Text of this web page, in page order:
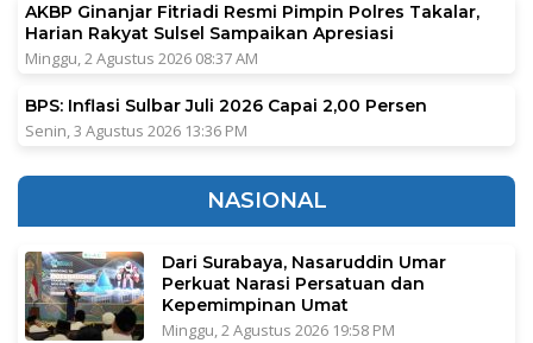
AKBP Ginanjar Fitriadi Resmi Pimpin Polres Takalar,
Harian Rakyat Sulsel Sampaikan Apresiasi
Minggu, 2 Agustus 2026 08:37 AM
BPS: Inflasi Sulbar Juli 2026 Capai 2,00 Persen
Senin, 3 Agustus 2026 13:36 PM
NASIONAL
Dari Surabaya, Nasaruddin Umar
Perkuat Narasi Persatuan dan
Kepemimpinan Umat
Minggu, 2 Agustus 2026 19:58 PM